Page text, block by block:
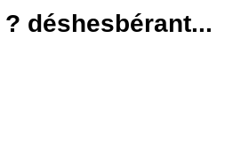
déshesbérant...